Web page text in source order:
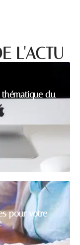
L'ACTU
du
pour votre